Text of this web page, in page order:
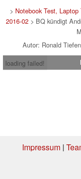
> Notebook Test, Laptop
2016-02> BQ kündigt
Autor: Ronald
loading failed!
Impressum|